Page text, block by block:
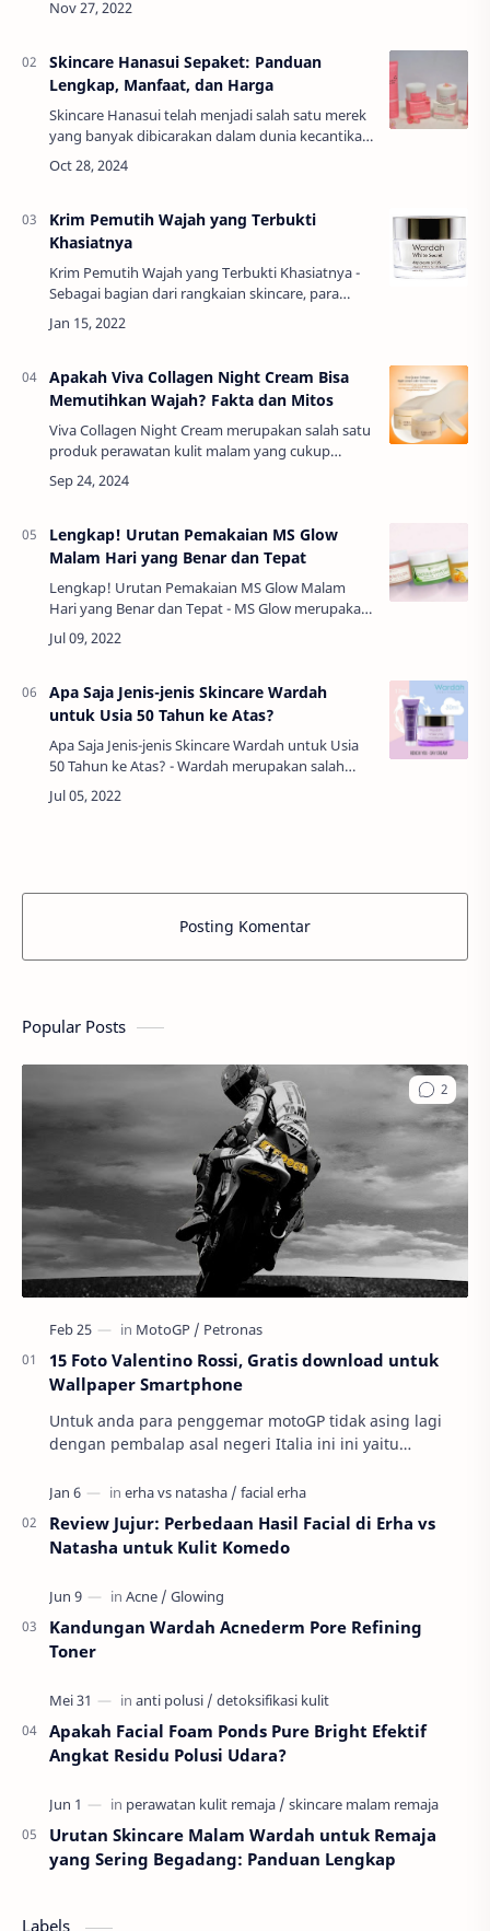
perawatan wajah sebelum tidur. Urutan skincare
Skincare Hanasui Sepaket: Panduan
Lengkap, Manfaat, dan Harga
Skincare Hanasui telah menjadi salah satu merek
yang banyak dibicarakan dalam dunia kecantikan
di Indonesia. Dengan berbagai produk yang
tersedia dalam satu paket, Hanasui menawark…
Krim Pemutih Wajah yang Terbukti
Khasiatnya
Krim Pemutih Wajah yang Terbukti Khasiatnya -
Sebagai bagian dari rangkaian skincare, para
wanita biasanya membutuhkan krim pemutih
wajah yang terbukti khasiatnya dan bisa
Apakah Viva Collagen Night Cream Bisa
Memutihkan Wajah? Fakta dan Mitos
Viva Collagen Night Cream merupakan salah satu
produk perawatan kulit malam yang cukup
populer di Indonesia. Dengan harga yang
terjangkau, banyak orang tertarik untuk
Lengkap! Urutan Pemakaian MS Glow
Malam Hari yang Benar dan Tepat
Lengkap! Urutan Pemakaian MS Glow Malam
Hari yang Benar dan Tepat - MS Glow merupakan
salah satu merek skincare yang memiliki berbagai
variasi dan sudah digunakan oleh banyak orang…
Apa Saja Jenis-jenis Skincare Wardah
untuk Usia 50 Tahun ke Atas?
Apa Saja Jenis-jenis Skincare Wardah untuk Usia
50 Tahun ke Atas? - Wardah merupakan salah
satu produk kecantikan atau skincare asal
Indonesia yang memiliki banyak pengguna. Salah
Posting Komentar
Popular Posts
15 Foto Valentino Rossi, Gratis download untuk
Wallpaper Smartphone
Untuk anda para penggemar motoGP tidak asing lagi
dengan pembalap asal negeri Italia ini ini yaitu
Review Jujur: Perbedaan Hasil Facial di Erha vs
Natasha untuk Kulit Komedo
Kandungan Wardah Acnederm Pore Refining
Toner
Apakah Facial Foam Ponds Pure Bright Efektif
Angkat Residu Polusi Udara?
Urutan Skincare Malam Wardah untuk Remaja
yang Sering Begadang: Panduan Lengkap
Labels